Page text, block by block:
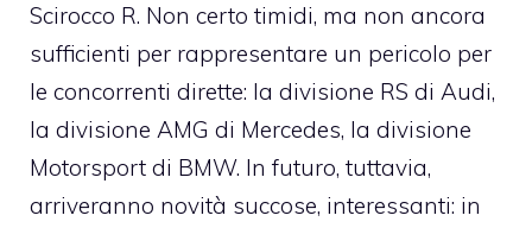
Scirocco R. Non certo timidi, ma non ancora
sufficienti per rappresentare un pericolo per
le concorrenti dirette: la divisione RS di Audi,
la divisione AMG di Mercedes, la divisione
Motorsport di BMW. In futuro, tuttavia,
arriveranno novità succose, interessanti: in